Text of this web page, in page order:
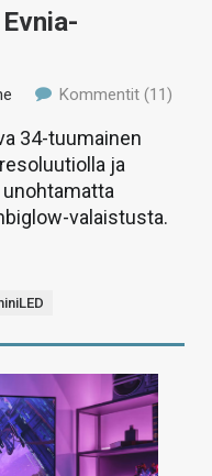
Kommentit (11)
34-tuumainen
ja
unohtamatta
valaistusta.